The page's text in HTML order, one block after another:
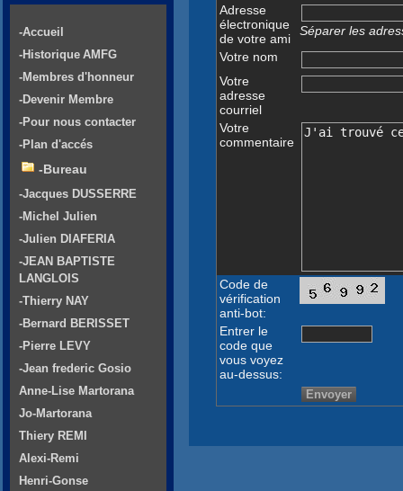
Adresse
électronique
de votre ami
Séparer les
Votre nom
Votre
adresse
courriel
Votre
commentaire
Code de
vérification
anti-bot:
Entrer le
code que
vous voyez
au-dessus:
-Accueil
-Historique AMFG
-Membres d'honneur
-Devenir Membre
-Pour nous contacter
-Plan d'accés
-Bureau
-Jacques DUSSERRE
-Michel Julien
-Julien DIAFERIA
-JEAN BAPTISTE
LANGLOIS
-Thierry NAY
-Bernard BERISSET
-Pierre LEVY
-Jean frederic Gosio
Anne-Lise Martorana
Jo-Martorana
Thiery REMI
Alexi-Remi
Henri-Gonse